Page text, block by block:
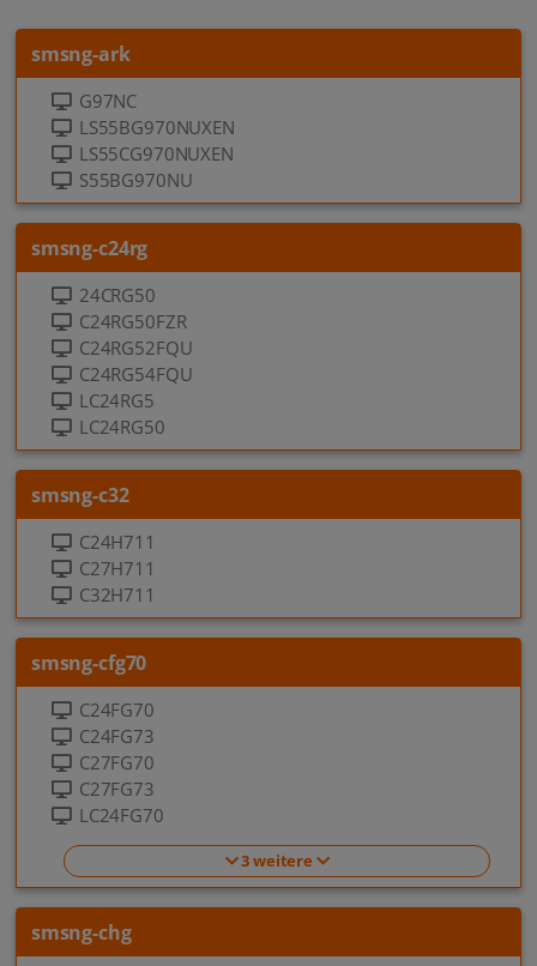
smsng-ark
G97NC
LS55BG970NUXEN
LS55CG970NUXEN
S55BG970NU
smsng-c24rg
24CRG50
C24RG50FZR
C24RG52FQU
C24RG54FQU
LC24RG5
LC24RG50
smsng-c32
C24H711
C27H711
C32H711
smsng-cfg70
C24FG70
C24FG73
C27FG70
C27FG73
LC24FG70
3 weitere
smsng-chg